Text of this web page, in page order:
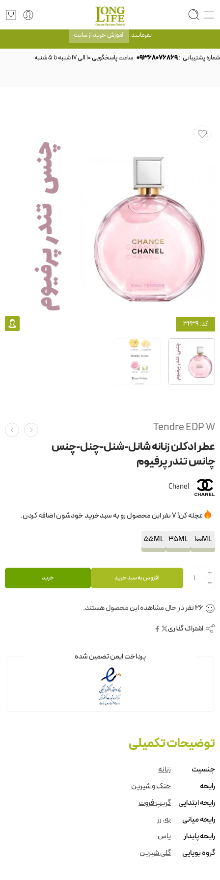
توجه! برند لانگ لایف رایحه های معروف را با شیشه و بسته بندی خود شرکت لانگ لایف
عرضه می کند.که با انتخاب حجم هر ادکلنی می توانید شیشه و بسته بندی را ملاحظه
بفرمایید. آموزش خرید از سایت
شماره پشتیبانی :09368076869
کد: 3239
Tendre EDP W
عطر ادکلن زنانه شانل-شنل-چنل-چنس
چانس تندر پرفیوم
Chanel
عجله کن! 7 نفر این محصول رو به سبدخرید خودشون اضافه کردن.
100ML
35ML
55ML
افزودن به سبد خرید خرید
26نفردر حال مشاهده این محصول هستند.
اشتراک گذاری
پرداخت ایمن تضمین شده
توضیحات تکمیلی
جنسیت
زنانه
رایحه
خنک و شیرین
رایحه ابتدایی
گریپ فروت
رایحه میانی
به,رز
رایحه پایدار
یاس
گروه بویایی
گلی شیرین